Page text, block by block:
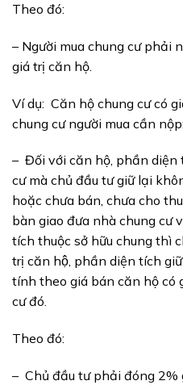
Theo đó:
– Người mua chung cư phải
giá trị căn hộ
Ví dụ: Căn hộ chung cư có
chung cư người mua cần nộ
– Đối với căn hộ, phần diện
cư mà chủ đầu tư giữ lại
hoặc chưa bán, chưa cho
bàn giao đưa nhà chung cư
tích thuộc sở hữu chung thì
trị căn hộ, phần diện tích
tính theo giá bán căn hộ có
cư đó.
Theo đó:
– Chủ đầu tư phải đóng 2%